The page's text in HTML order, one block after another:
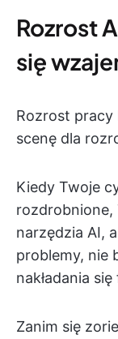
Rozrost
się
Rozrost pracy
scenę dla
Kiedy Twoje
rozdrobnione,
narzędzia AI,
problemy, nie
nakładania
Zanim się